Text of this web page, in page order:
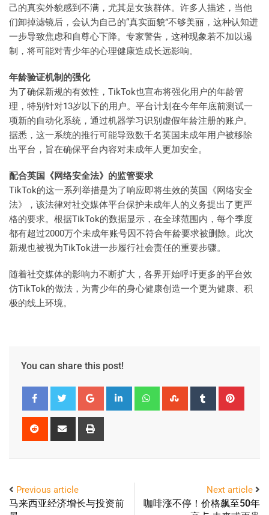
己的真实外貌感到不满，尤其是女孩群体。许多人描述，当他
们卸掉滤镜后，会认为自己的“真实面貌”不够美丽，这种认知进
一步导致焦虑和自尊心下降。专家警告，这种现象若不加以遏
制，将可能对青少年的心理健康造成长远影响。
年龄验证机制的强化
为了确保新规的有效性，TikTok也宣布将强化用户的年龄管
理，特别针对13岁以下的用户。平台计划在今年年底前测试一
项新的自动化系统，通过机器学习识别虚假年龄注册的账户。
据悉，这一系统的推行可能导致数千名英国未成年用户被移除
出平台，旨在确保平台内容对未成年人更加安全。
配合英国《网络安全法》的监管要求
TikTok的这一系列举措是为了响应即将生效的英国《网络安全
法》，该法律对社交媒体平台保护未成年人的义务提出了更严
格的要求。根据TikTok的数据显示，在全球范围内，每个季度
都有超过2000万个未成年账号因不符合年龄要求被删除。此次
新规也被视为TikTok进一步履行社会责任的重要步骤。
随着社交媒体的影响力不断扩大，各界开始呼吁更多的平台效
仿TikTok的做法，为青少年的身心健康创造一个更为健康、积
极的线上环境。
You can share this post!
Previous article
马来西亚经济增长与投资前
Next article
咖啡涨不停！价格飙至50年